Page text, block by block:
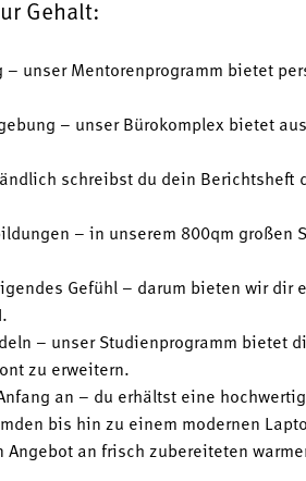
Gehalt:
– unser Mentorenprogramm bietet
– unser Bürokomplex bietet
schreibst du dein
– in unserem 800qm großen
Gefühl – darum bieten wir
– unser Studienprogramm bietet
zu erweitern.
an – du erhältst eine
bis hin zu einem modernen
an frisch zubereiteten